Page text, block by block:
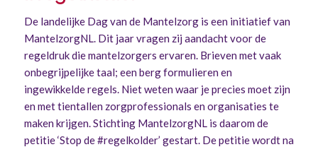
De landelijke Dag van de Mantelzorg is een initiatief van
MantelzorgNL. Dit jaar vragen zij aandacht voor de
regeldruk die mantelzorgers ervaren. Brieven met vaak
onbegrijpelijke taal; een berg formulieren en
ingewikkelde regels. Niet weten waar je precies moet zijn
en met tientallen zorgprofessionals en organisaties te
maken krijgen. Stichting MantelzorgNL is daarom de
petitie ‘Stop de #regelkolder’ gestart. De petitie wordt na